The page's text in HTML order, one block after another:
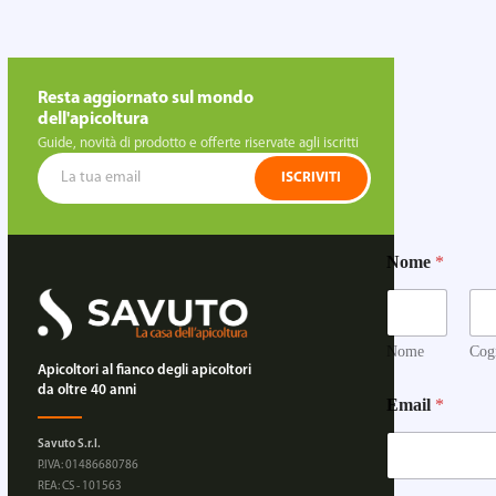
Resta aggiornato sul mondo
dell'apicoltura
Guide, novità di prodotto e offerte riservate agli iscritti
ISCRIVITI
Apicoltori al fianco degli apicoltori
da oltre 40 anni
Savuto S.r.l.
P.IVA: 01486680786
REA: CS - 101563
Nome *
Nome
Email *